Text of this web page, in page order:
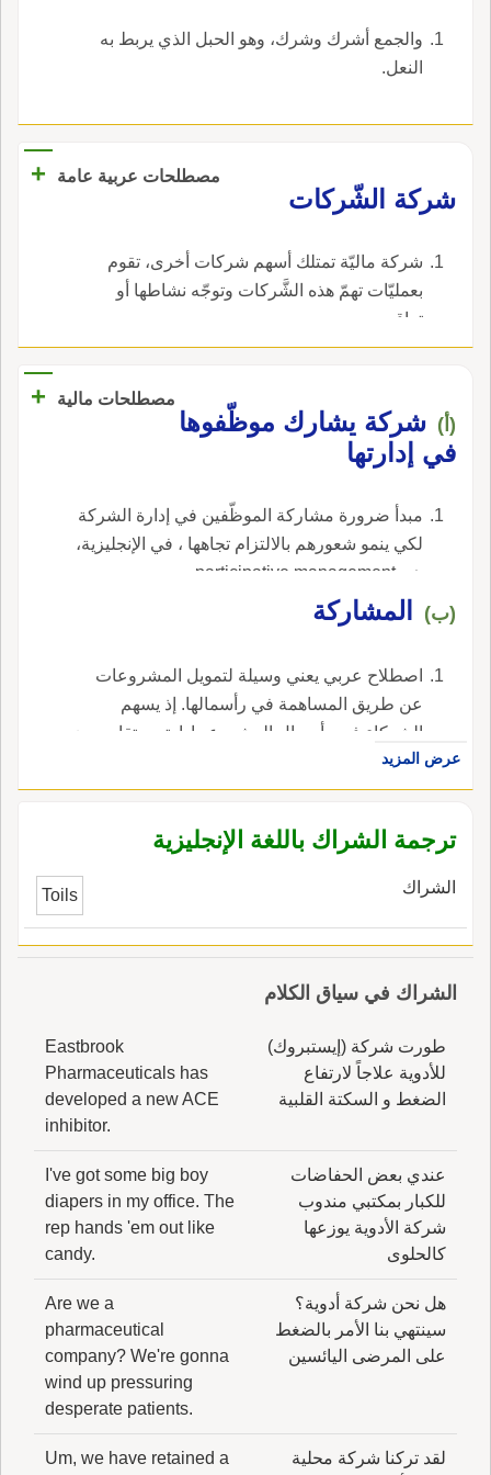
والجمع أشرك وشرك، وهو الحبل الذي يربط به
النعل.
مصطلحات عربية عامة
+
شركة الشّركات
شركة ماليّة تمتلك أسهم شركات أخرى، تقوم
بعمليّات تهمّ هذه الشَّركات وتوجّه نشاطها أو
تراقبه.
مصطلحات مالية +
(أ) شركة يشارك موظّفوها
في إدارتها
مبدأ ضرورة مشاركة الموظّفين في إدارة الشركة
لكي ينمو شعورهم بالالتزام تجاهها ، في الإنجليزية،
هي participative management.
(ب) المشاركة
اصطلاح عربي يعني وسيلة لتمويل المشروعات
عن طريق المساهمة في رأسمالها. إذ يسهم
الشركاء في رأسمال المشروع وإدارته ويتقاسمون
أرباحه وفقاً لما يتمّ الاتّفاق عليه بينما تقسم
الخسائر بحسب نسبة المساهمة في رأس المال. ،
عرض المزيد
ترجمة الشراك باللغة الإنجليزية
الشراك Toils
الشراك في سياق الكلام
طورت شركة (إيستبروك)
للأدوية علاجاً لارتفاع
الضغط و السكتة القلبية
Eastbrook
Pharmaceuticals has
developed a new ACE
inhibitor.
عندي بعض الحفاضات
للكبار بمكتبي مندوب
شركة الأدوية يوزعها
كالحلوى
I've got some big boy
diapers in my office. The
rep hands 'em out like
candy.
هل نحن شركة أدوية؟
سينتهي بنا الأمر بالضغط
على المرضى اليائسين
Are we a
pharmaceutical
company? We're gonna
wind up pressuring
desperate patients.
لقد تركنا شركة محلية Um, we have retained a